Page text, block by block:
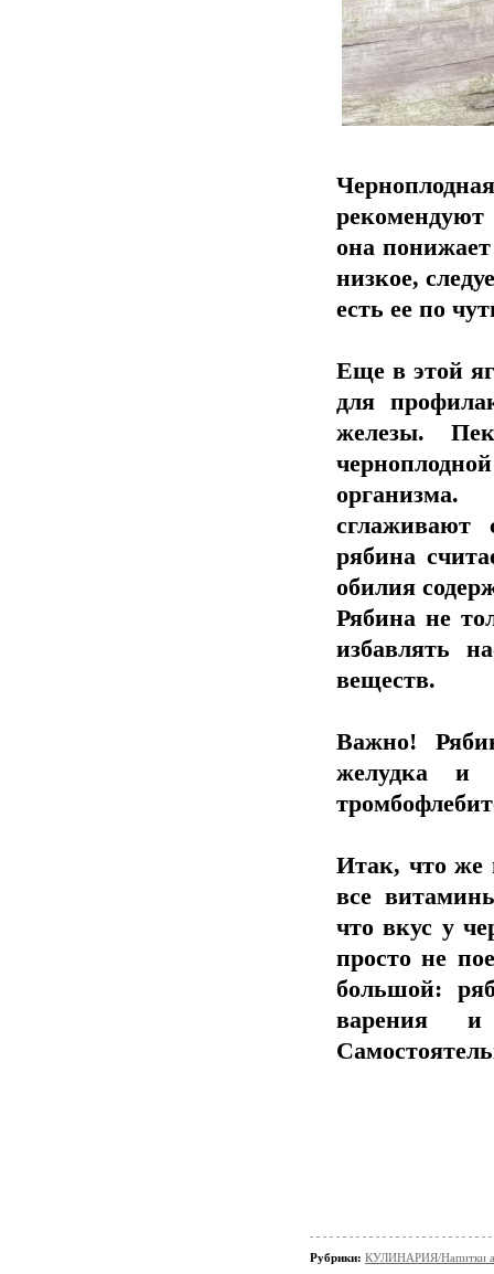
она понижает
низкое,
есть ее по
Еще в этой
для
железы.
рябина
обилия
Рябина не
избавлять
веществ.
Важно!
желудка и
Итак, что же
все
что вкус у
просто не
большой:
варения
Рубрики: КУЛИНАРИЯ/Напитки